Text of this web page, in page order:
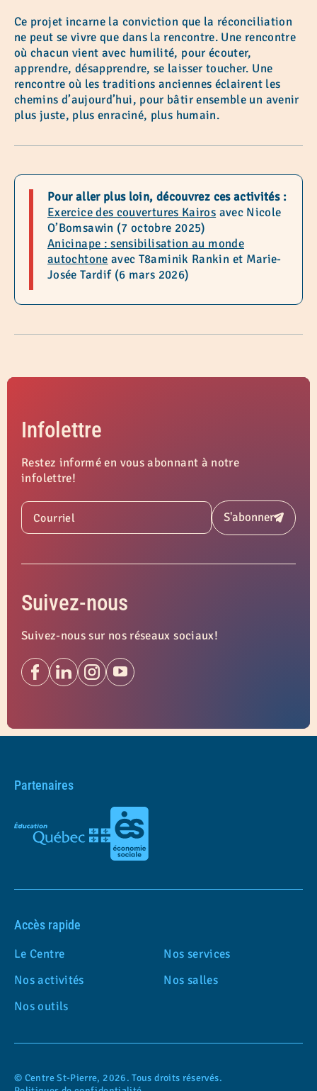
Ce projet incarne la conviction que la réconciliation
ne peut se vivre que dans la rencontre. Une rencontre
où chacun vient avec humilité, pour écouter,
apprendre, désapprendre, se laisser toucher. Une
rencontre où les traditions anciennes éclairent les
chemins d’aujourd’hui, pour bâtir ensemble un avenir
plus juste, plus enraciné, plus humain.
Pour aller plus loin, découvrez ces activités :
Exercice des couvertures Kairos avec Nicole
O’Bomsawin (7 octobre 2025)
Anicinape : sensibilisation au monde
autochtone avec T8aminik Rankin et Marie-
Josée Tardif (6 mars 2026)
Infolettre
Restez informé en vous abonnant à notre
infolettre!
Courriel S'abonnerSoumettre
Suivez-nous
Suivez-nous sur nos réseaux sociaux!
Partenaires
Accès rapide
Le Centre
Nos services
Nos activités
Nos salles
Nos outils
© Centre St-Pierre, 2026. Tous droits réservés.